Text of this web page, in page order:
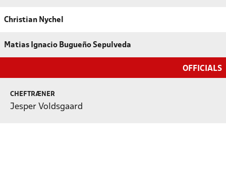
Christian Nychel
Matias Ignacio Bugueño Sepulveda
OFFICIALS
CHEFTRÆNER
Jesper Voldsgaard